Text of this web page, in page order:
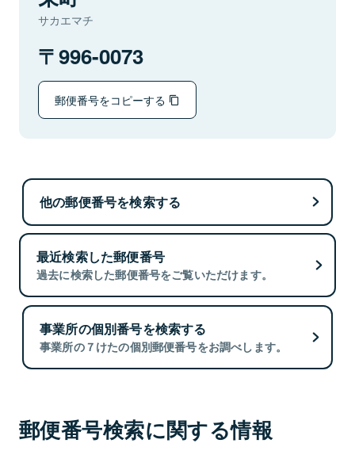
サカエマチ
996-0073
郵便番号をコピーする
他の郵便番号を検索する
最近検索した郵便番号
過去に検索した郵便番号をご覧いただけます。
事業所の個別番号を検索する
事業所の７けたの個別郵便番号をお調べします。
郵便番号検索に関する情報